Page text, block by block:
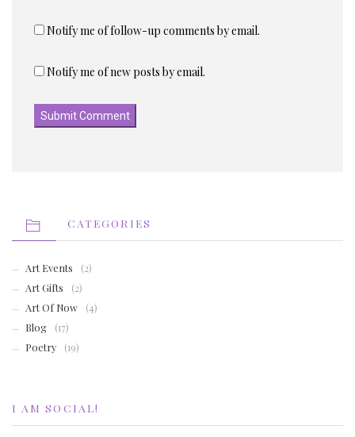
Notify me of follow-up comments by email.
Notify me of new posts by email.
CATEGORIES
Art Events
(2)
Art Gifts
(2)
Art Of Now
(4)
Blog
(17)
Poetry
(19)
I AM SOCIAL!